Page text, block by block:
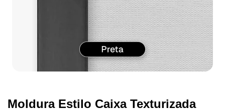
Moldura Estilo Caixa Texturizada